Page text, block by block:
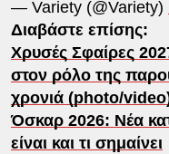
— Variety (@Variety)
Διαβάστε επίσης:
Χρυσές Σφαίρες
στον ρόλο της
χρονιά (photo/
Όσκαρ 2026: Νέα
είναι και τι σημαίνει